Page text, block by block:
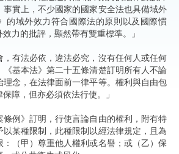
事實上，不少國家的國家安全法也具備域外
的域外效力符合國際法的原則以及國際慣
力的批評，顯然帶有雙重標準。」
有法必依，違法必究，沒有任何人或任何
基本法》第二十五條清楚訂明所有人不論
念，在法律面前一律平等。權利與自由包
障，但亦必須依法行使。」
例》訂明，行使言論自由的權利，附有特
某種限制，此種限制以經法律規定，且為
（甲）尊重他人權利或名譽；或（乙）保